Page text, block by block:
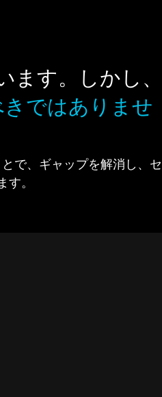
ます。しかし、
ではありませ
で、ギャップを解消し、セ
。